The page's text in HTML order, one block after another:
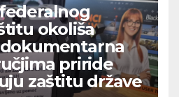
okoliša
priride
zaštitu države